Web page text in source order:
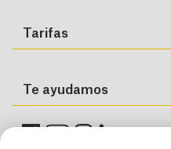
Tarifas
Te ayudamos